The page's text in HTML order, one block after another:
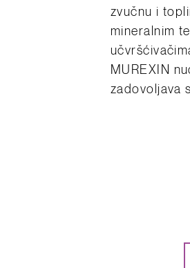
zvučnu i
mineralnim
MUREXIN
zadovoljava